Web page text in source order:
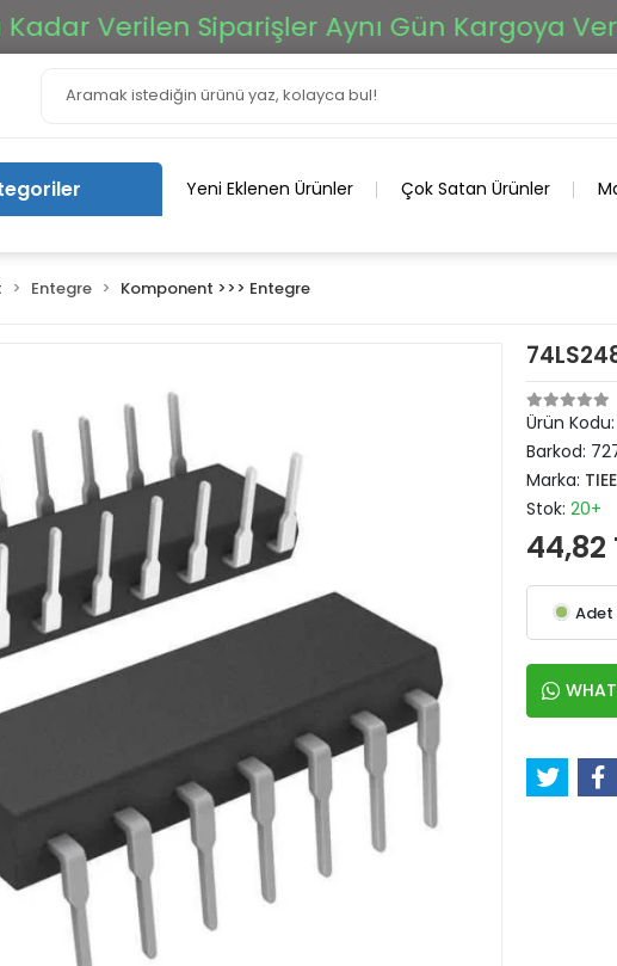
Verilen Siparişler Aynı Gün Kargoya Verilir!
Yeni Eklenen Ürünler Çok Satan Ürünler
Entegre Komponent >>> Entegre
Ürün Kodu:
Barkod:
Marka: TIEE
Stok: 20+
44,82
Adet